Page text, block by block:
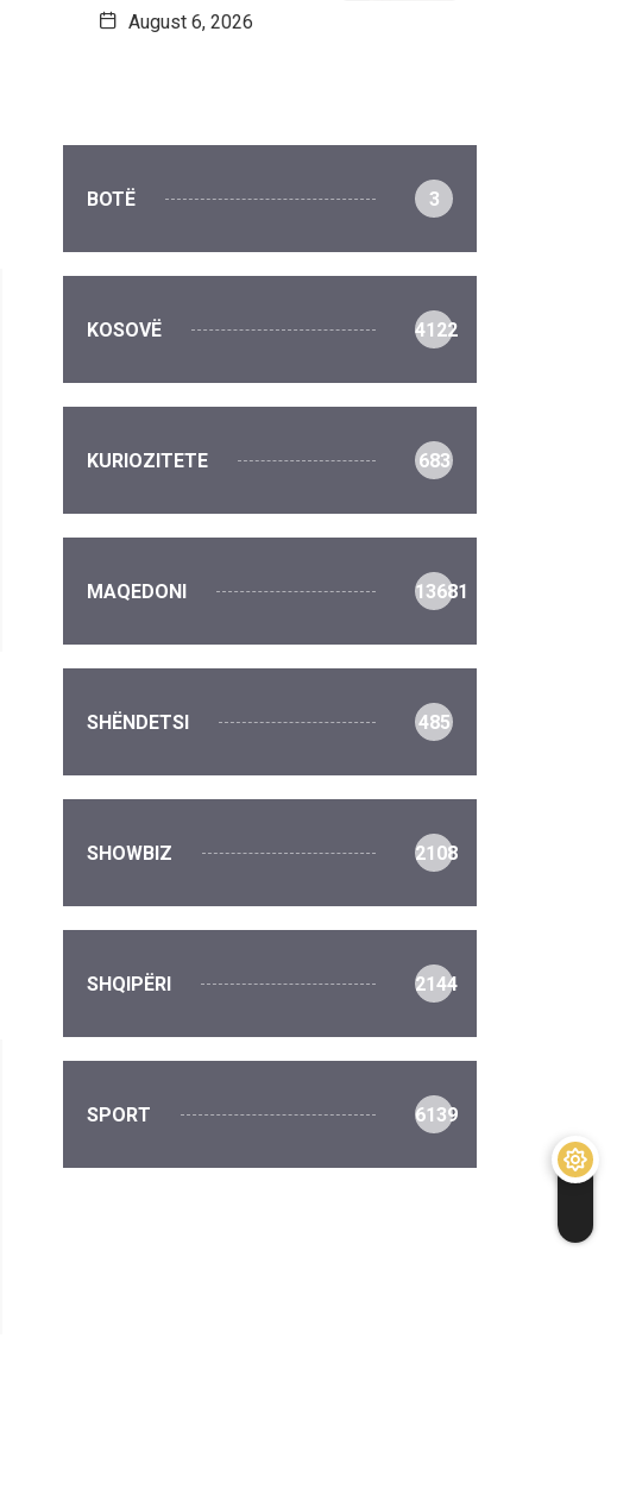
August 6, 2026
BOTË 3
KOSOVË 4122
KURIOZITETE 683
MAQEDONI 13681
SHËNDETSI 485
SHOWBIZ 2108
SHQIPËRI 2144
SPORT 6139